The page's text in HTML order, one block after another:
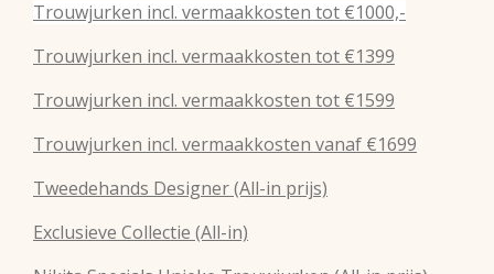
Trouwjurken incl. vermaakkosten tot €1000,-
Trouwjurken incl. vermaakkosten tot €1399
Trouwjurken incl. vermaakkosten tot €1599
Trouwjurken incl. vermaakkosten vanaf €1699
Tweedehands Designer (All-in prijs)
Exclusieve Collectie (All-in)